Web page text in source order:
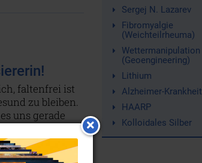
faltenfrei ist
zu bleiben.
uns gerade
mit einem
im
Sergej N. Lazarev
Fibromyalgie
(Weichteilrheuma)
Wettermanipulation
(Geoengineering)
Lithium
Alzheimer-Krankheit
HAARP
Kolloidales Silber